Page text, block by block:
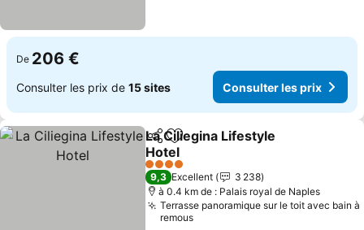
De 206 €
Consulter les prix de 15 sites Consulter les prix
PartagerAjouter à mes favoris
La Ciliegina Lifestyle
Hotel
Consulter les prix
4 Étoiles
9,3 Excellent
3 238
à 0.4 km de : Palais royal de Naples
Terrasse panoramique sur le toit avec bain à
remous